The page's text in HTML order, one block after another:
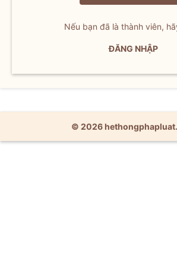
Nếu bạn đã là thành viên,
ĐĂNG NHẬP
© 2026